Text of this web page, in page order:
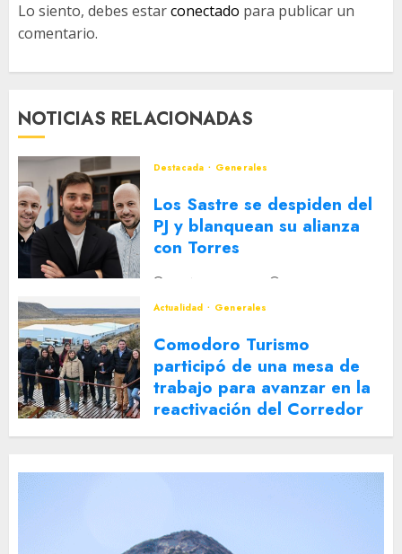
Lo siento, debes estarconectado para publicar un
comentario.
NOTICIAS RELACIONADAS
Destacada Generales
Los Sastre se despiden del
PJ y blanquean su alianza
con Torres
2 DE AGOSTO DE 2026
Actualidad
Generales
Comodoro Turismo
participó de una mesa de
trabajo para avanzar en la
reactivación del Corredor
Turístico Integrado